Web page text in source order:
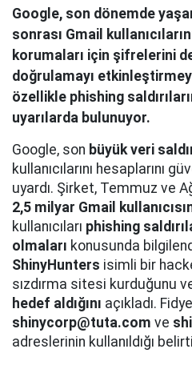
Google, son dönemde
sonrası Gmail
korumaları için şifrelerini
doğrulamayı
özellikle phishing
uyarılarda bulunuyor.
Google, son büyük veri
kullanıcılarını hesaplarını
uyardı. Şirket, Temmuz ve
2,5 milyar Gmail
kullanıcıları phishing
olmaları konusunda
ShinyHunters isimli bir
sızdırma sitesi kurduğunu ve
hedef aldığını açıkladı.
shinycorp@tuta.com ve
adreslerinin kullanıldığı